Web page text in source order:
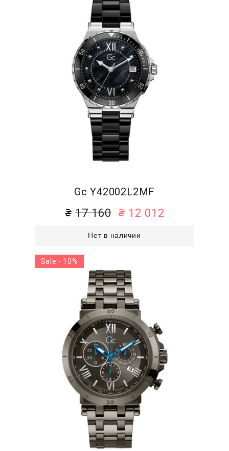
Gc Y42002L2MF
17 160 12 012
Нет в наличии
Sale - 10%